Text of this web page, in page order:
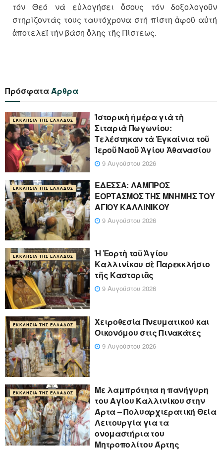
τόν Θεό νά εὐλογήσει ὅσους τόν δοξολογοῦν
στηρίζοντάς τους ταυτόχρονα στή πίστη ἀφοῦ αὐτή
ἀποτελεῖ τήν βάση ὅλης τῆς Πίστεως.
ΠρόσφαταΆρθρα
ΕΚΚΛΗΣΊΑ ΤΗΣ ΕΛΛΆΔΟΣ
Ἱστορικὴ ἡμέρα γιὰ τὴ
Σιταριὰ Πωγωνίου:
Τελέστηκαν τὰ Ἐγκαίνια τοῦ
Ἱεροῦ Ναοῦ Ἁγίου Ἀθανασίου
9 Αυγούστου 2026
ΕΚΚΛΗΣΊΑ ΤΗΣ ΕΛΛΆΔΟΣ
ΕΔΕΣΣΑ: ΛΑΜΠΡΟΣ
ΕΟΡΤΑΣΜΟΣ ΤΗΣ ΜΝΗΜΗΣ ΤΟΥ
ΑΓΙΟΥ ΚΑΛΛΙΝΙΚΟΥ
9 Αυγούστου 2026
ΕΚΚΛΗΣΊΑ ΤΗΣ ΕΛΛΆΔΟΣ
Ἡ Ἑορτὴ τοῦ Ἁγίου
Καλλινίκου σὲ Παρεκκλήσιο
τῆς Καστοριᾶς
9 Αυγούστου 2026
ΕΚΚΛΗΣΊΑ ΤΗΣ ΕΛΛΆΔΟΣ
Χειροθεσία Πνευματικού και
Οικονόμου στις Πινακάτες
9 Αυγούστου 2026
ΕΚΚΛΗΣΊΑ ΤΗΣ ΕΛΛΆΔΟΣ
Με λαμπρότητα η πανήγυρη
του Αγίου Καλλινίκου στην
Άρτα – Πολυαρχιερατική Θεία
Λειτουργία για τα
ονομαστήρια του
Μητροπολίτου Άρτης